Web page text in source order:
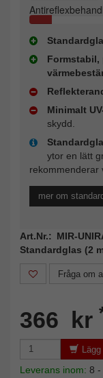
Minimalt
skydd.
ytor en lätt
rekommenderar
mer om
Art.Nr.: MIR-
Standardglas (2
Fråga om
366 kr
Leverans inom: 8 -